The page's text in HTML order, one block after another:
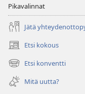
Pikavalinnat
Jätä
Etsi kokous
(avaa
uuden
ikkunan)
Etsi konventti
(avaa
uuden
ikkunan)
Mitä uutta?